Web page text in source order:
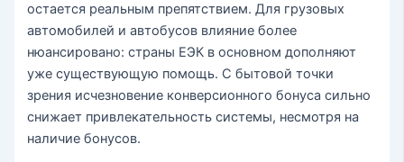
остается реальным препятствием. Для грузовых
автомобилей и автобусов влияние более
нюансировано: страны ЕЭК в основном дополняют
уже существующую помощь. С бытовой точки
зрения исчезновение конверсионного бонуса сильно
снижает привлекательность системы, несмотря на
наличие бонусов.